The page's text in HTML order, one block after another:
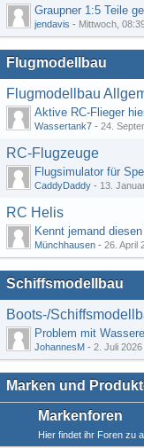
Graupner 1:5 Teile
jendavis - Mittwoch,
Flugmodellbau
Flugmodellbau
Aktive RC-Flieger
Wassertank7 - 24.
RC-Flugzeuge
Flugsimulator für
CaddyDaddy - 13.
RC Helis
Kennt jemand
Münchhausen - 26. April
Schiffsmodellbau
Boots-/
Problem mit
JohannesM - 2. Juli 2026
Marken und
Markenforen
Hier findet ihr Foren zu